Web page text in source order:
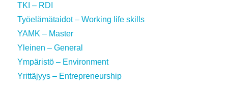
TKI – RDI
Työelämätaidot – Working life skills
YAMK – Master
Yleinen – General
Ympäristö – Environment
Yrittäjyys – Entrepreneurship